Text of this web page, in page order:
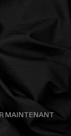
MAINTENANT